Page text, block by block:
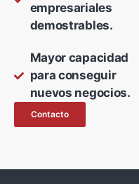
empresariales
demostrables.
Mayor capacidad
para conseguir
nuevos negocios.
Contacto